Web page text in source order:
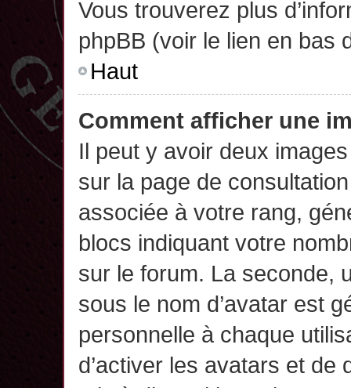
Vous trouverez plus
phpBB (voir le lien en bas
Haut
Comment afficher une
Il peut y avoir deux
sur la page de
associée à votre rang,
blocs indiquant votre
sur le forum. La seconde,
sous le nom d’avatar est
personnelle à chaque
d’activer les avatars et de